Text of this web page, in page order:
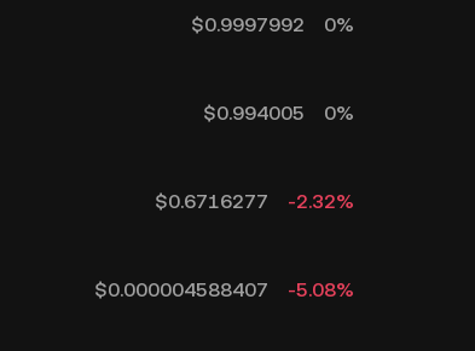
$0.9997992 0%
$0.994005 0%
$0.6716277 -2.32%
$0.000004588407 -5.08%